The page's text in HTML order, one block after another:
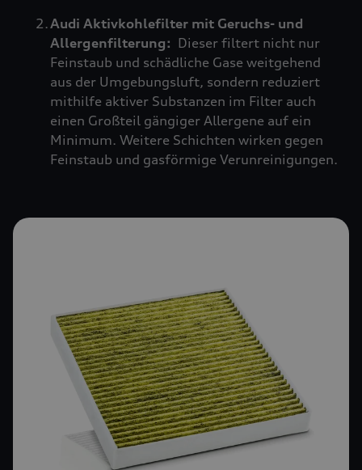
Audi Aktivkohlefilter mit Geruchs- und
Allergenfilterung: Dieser filtert nicht nur
Feinstaub und schädliche Gase weitgehend
aus der Umgebungsluft, sondern reduziert
mithilfe aktiver Substanzen im Filter auch
einen Großteil gängiger Allergene auf ein
Minimum. Weitere Schichten wirken gegen
Feinstaub und gasförmige Verunreinigungen.